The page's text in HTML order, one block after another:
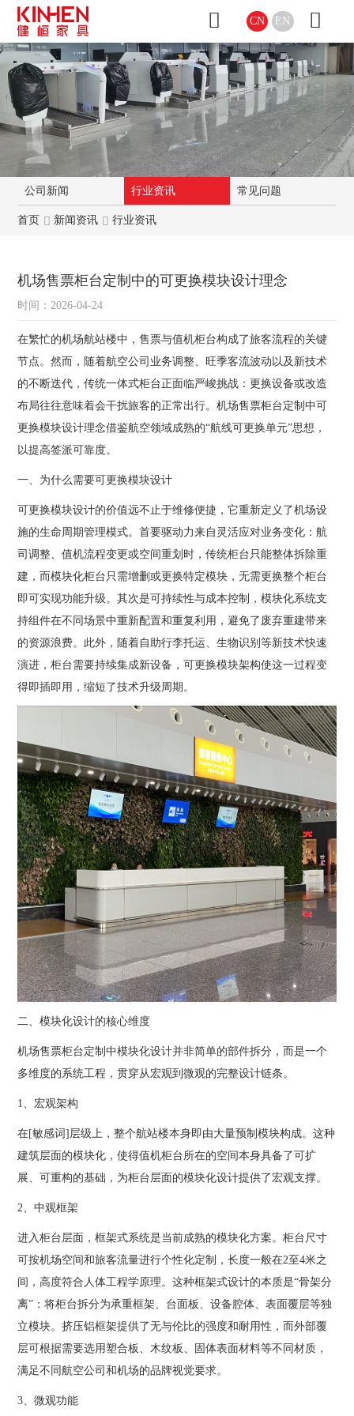
CN EN
公司新闻 行业资讯 常见问题
首页 新闻资讯 行业资讯
机场售票柜台定制中的可更换模块设计理念
时间：2026-04-24
在繁忙的机场航站楼中，售票与值机柜台构成了旅客流程的关键
节点。然而，随着航空公司业务调整、旺季客流波动以及新技术
的不断迭代，传统一体式柜台正面临严峻挑战：更换设备或改造
布局往往意味着会干扰旅客的正常出行。机场售票柜台定制中可
更换模块设计理念借鉴航空领域成熟的“航线可更换单元”思想，
以提高签派可靠度。
一、为什么需要可更换模块设计
可更换模块设计的价值远不止于维修便捷，它重新定义了机场设
施的生命周期管理模式。首要驱动力来自灵活应对业务变化：航
司调整、值机流程变更或空间重划时，传统柜台只能整体拆除重
建，而模块化柜台只需增删或更换特定模块，无需更换整个柜台
即可实现功能升级。其次是可持续性与成本控制，模块化系统支
持组件在不同场景中重新配置和重复利用，避免了废弃重建带来
的资源浪费。此外，随着自助行李托运、生物识别等新技术快速
演进，柜台需要持续集成新设备，可更换模块架构使这一过程变
得即插即用，缩短了技术升级周期。
二、模块化设计的核心维度
机场售票柜台定制中模块化设计并非简单的部件拆分，而是一个
多维度的系统工程，贯穿从宏观到微观的完整设计链条。
1、宏观架构
在[敏感词]层级上，整个航站楼本身即由大量预制模块构成。这种
建筑层面的模块化，使得值机柜台所在的空间本身具备了可扩
展、可重构的基础，为柜台层面的模块化设计提供了宏观支撑。
2、中观框架
进入柜台层面，框架式系统是当前成熟的模块化方案。柜台尺寸
可按机场空间和旅客流量进行个性化定制，长度一般在2至4米之
间，高度符合人体工程学原理。这种框架式设计的本质是“骨架分
离”：将柜台拆分为承重框架、台面板、设备腔体、表面覆层等独
立模块。挤压铝框架提供了无与伦比的强度和耐用性，而外部覆
层可根据需要选用塑合板、木纹板、固体表面材料等不同材质，
满足不同航空公司和机场的品牌视觉要求。
3、微观功能